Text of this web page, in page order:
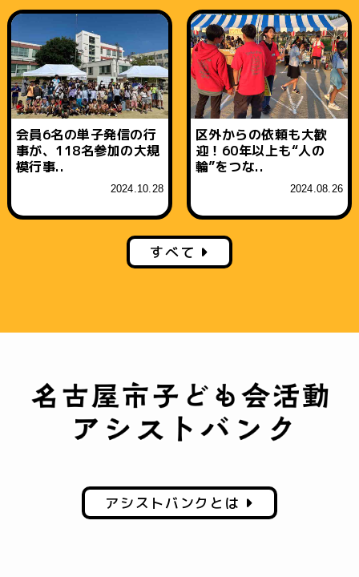
会員6名の単子発信の行
事が、118名参加の大規
模行事..
2024.10.28
区外からの依頼も大歓
迎！60年以上も“人の
輪”をつな..
2024.08.26
すべて
アシストバンクとは